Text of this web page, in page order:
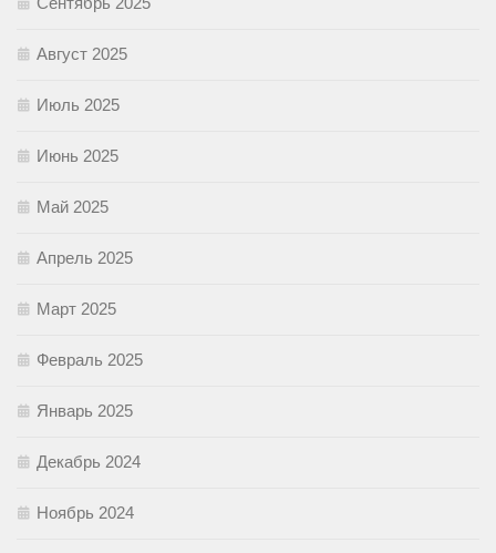
Август 2025
Июль 2025
Июнь 2025
Май 2025
Апрель 2025
Март 2025
Февраль 2025
Январь 2025
Декабрь 2024
Ноябрь 2024